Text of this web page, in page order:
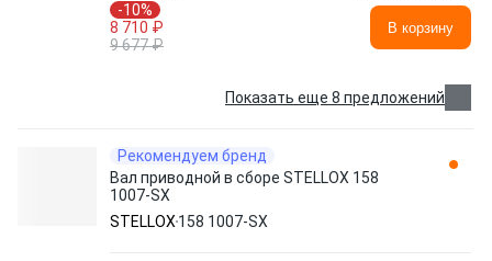
-10%
8 710 ₽
9 677 ₽
В корзину
Показать еще 8 предложений
Рекомендуем бренд
Вал приводной в сборе STELLOX 158
1007-SX
STELLOX 158 1007-SX